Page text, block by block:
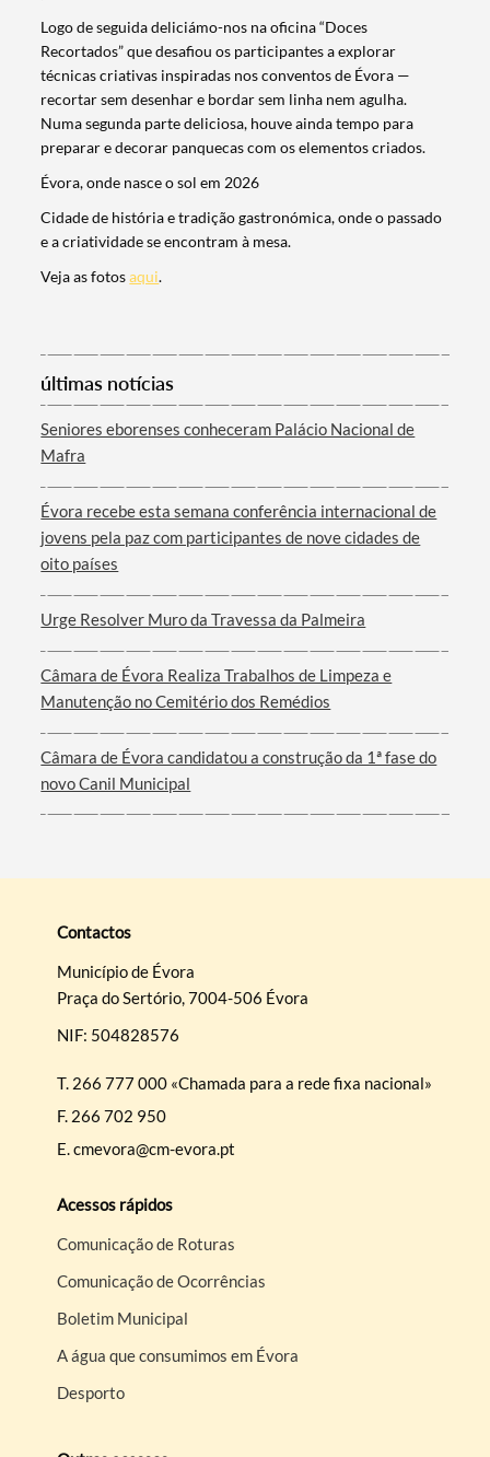
Termo de Pesquisa
Categorias gerais
Filtros
Logo de seguida deliciámo-nos na oficina “Doces
Recortados” que desafiou os participantes a explorar
técnicas criativas inspiradas nos conventos de Évora —
recortar sem desenhar e bordar sem linha nem agulha.
Numa segunda parte deliciosa, houve ainda tempo para
preparar e decorar panquecas com os elementos criados.
Évora, onde nasce o sol em 2026
Cidade de história e tradição gastronómica, onde o passado
e a criatividade se encontram à mesa.
Veja as fotosaqui.
últimas notícias
Seniores eborenses conheceram Palácio Nacional de
Mafra
Évora recebe esta semana conferência internacional de
jovens pela paz com participantes de nove cidades de
oito países
Urge Resolver Muro da Travessa da Palmeira
Câmara de Évora Realiza Trabalhos de Limpeza e
Manutenção no Cemitério dos Remédios
Câmara de Évora candidatou a construção da 1ª fase do
novo Canil Municipal
Contactos
Município de Évora
Praça do Sertório, 7004-506 Évora
NIF: 504828576
T. 266 777 000 «Chamada para a rede fixa nacional»
F. 266 702 950
E.cmevora@cm-evora.pt
Acessos rápidos
Comunicação de Roturas
Comunicação de Ocorrências
Boletim Municipal
A água que consumimos em Évora
Desporto